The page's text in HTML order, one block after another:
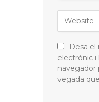
Desa
electrònic i
navegador
vegada